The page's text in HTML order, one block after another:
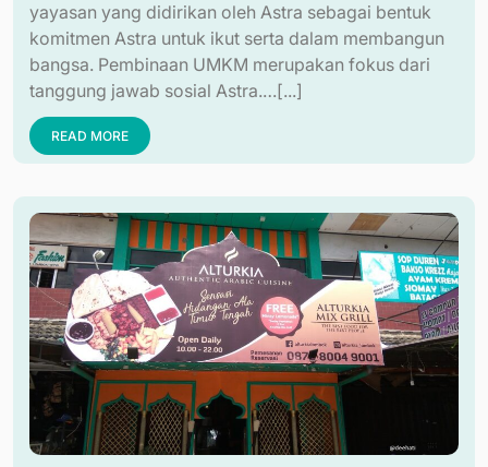
yayasan yang didirikan oleh Astra sebagai bentuk
komitmen Astra untuk ikut serta dalam membangun
bangsa. Pembinaan UMKM merupakan fokus dari
tanggung jawab sosial Astra.…[...]
READ MORE